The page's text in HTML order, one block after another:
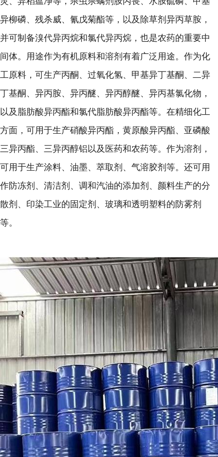
异柳磷、残杀威、氰戊菊酯等，以及除草剂异丙草胺，
并可制备溴代异丙烷和氯代异丙烷，也是农药的重要中
间体。用途作为有机原料和溶剂有着广泛用途。作为化
工原料，可生产丙酮、过氧化氢、甲基异丁基酮、二异
丁基酮、异丙胺、异丙醚、异丙醇醚、异丙基氯化物，
以及脂肪酸异丙酯和氯代脂肪酸异丙酯等。在精细化工
方面，可用于生产硝酸异丙酯，黄原酸异丙酯、亚磷酸
三异丙酯、三异丙醇铝以及医药和农药等。作为溶剂，
可用于生产涂料、油墨、萃取剂、气溶胶剂等。还可用
作防冻剂、清洁剂、调和汽油的添加剂、颜料生产的分
散剂、印染工业的固定剂、玻璃和透明塑料的防雾剂
等。